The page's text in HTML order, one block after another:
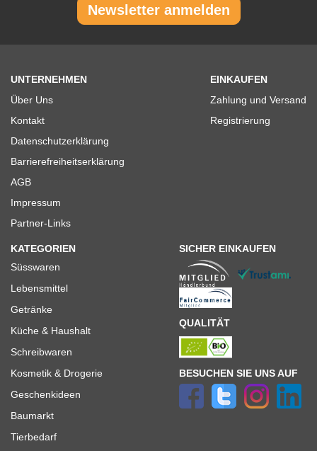
Newsletter anmelden
UNTERNEHMEN
Über Uns
Kontakt
Datenschutzerklärung
Barrierefreiheitserklärung
AGB
Impressum
Partner-Links
EINKAUFEN
Zahlung und Versand
Registrierung
KATEGORIEN
Süsswaren
Lebensmittel
Getränke
Küche & Haushalt
Schreibwaren
Kosmetik & Drogerie
Geschenkideen
Baumarkt
Tierbedarf
SICHER EINKAUFEN
QUALITÄT
BESUCHEN SIE UNS AUF